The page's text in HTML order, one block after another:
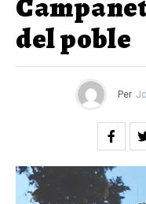
del poble
Per